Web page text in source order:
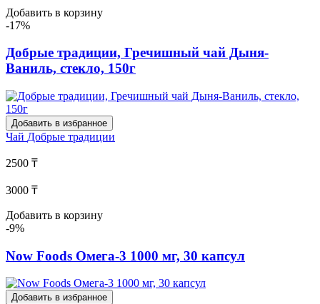
Добавить в корзину
-17%
Добрые традиции, Гречишный чай Дыня-
Ваниль, стекло, 150г
Добавить в избранное
Чай Добрые традиции
2500 ₸
3000 ₸
Добавить в корзину
-9%
Now Foods Омега-3 1000 мг, 30 капсул
Добавить в избранное